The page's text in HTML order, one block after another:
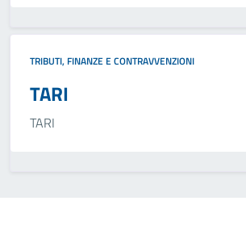
TRIBUTI, FINANZE E CONTRAVVENZIONI
TARI
TARI